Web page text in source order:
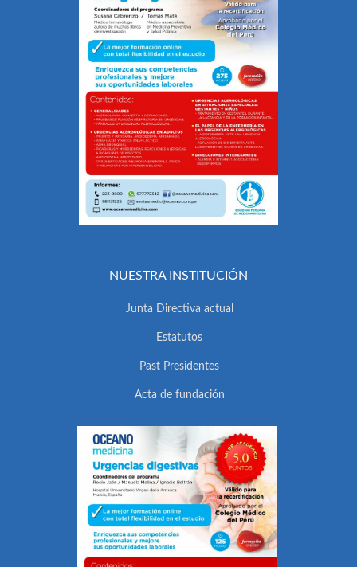
NUESTRA INSTITUCIÓN
Junta Directiva actual
Estatutos
Past Presidentes
Acta de fundación